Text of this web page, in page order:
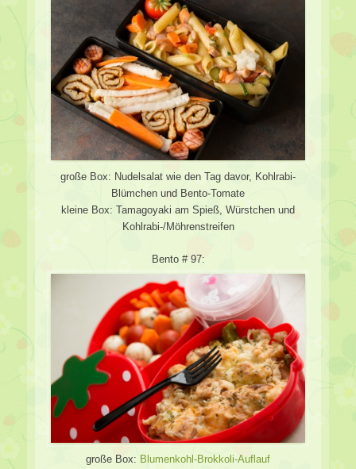
große Box: Nudelsalat wie den Tag davor, Kohlrabi-
Blümchen und Bento-Tomate
kleine Box: Tamagoyaki am Spieß, Würstchen und
Kohlrabi-/Möhrenstreifen
Bento # 97:
große Box: Blumenkohl-Brokkoli-Auflauf